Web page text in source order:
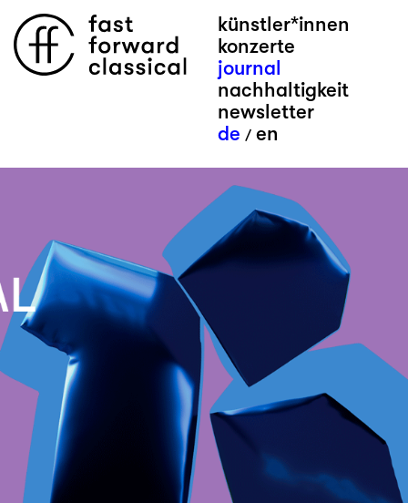
künstler*innen
konzerte
journal
nachhaltigkeit
newsletter
de / en